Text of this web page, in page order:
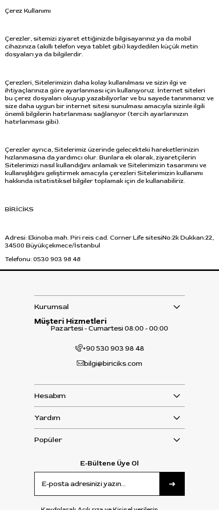
Çerez Kullanımı
Çerezler, sitemizi ziyaret ettiğinizde bilgisayarınız ya da mobil
cihazınıza (akıllı telefon veya tablet gibi) kaydedilen küçük metin
dosyaları ya da bilgilerdir.
Çerezleri, Sitelerimizin daha kolay kullanılması ve sizin ilgi ve
ihtiyaçlarınıza göre ayarlanması için kullanıyoruz. İnternet siteleri
bu çerez dosyaları okuyup yazabiliyorlar ve bu sayede tanınmanız ve
size daha uygun bir internet sitesi sunulması amacıyla sizinle ilgili
önemli bilgilerin hatırlanması sağlanıyor (tercih ayarlarınızın
hatırlanması gibi).
Çerezler ayrıca, Sitelerimiz üzerinde gelecekteki hareketlerinizin
hızlanmasına da yardımcı olur. Bunlara ek olarak, ziyaretçilerin
Sitelerimizi nasıl kullandığını anlamak ve Sitelerimizin tasarımını ve
kullanışlılığını geliştirmek amacıyla çerezleri Sitelerimizin kullanımı
hakkında istatistiksel bilgiler toplamak için de kullanabiliriz.
BİRİCİKS
Adresi: Ekinoba mah. Piri reis cad. Corner Life sitesiNo:2k Dukkan:22,
34500 Büyükçekmece/İstanbul
Telefonu: 0530 903 98 48
Kurumsal
Müşteri Hizmetleri
Pazartesi - Cumartesi 08:00 - 00:00
+90 530 903 98 48
bilgi@biriciks.com
Hesabım
Yardım
Popüler
E-Bültene Üye Ol